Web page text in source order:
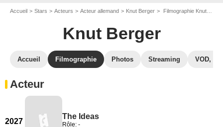
Accueil Stars Acteurs Acteur allemand Knut Berger Filmographie Knut Berger
Knut Berger
Accueil Filmographie Photos Streaming VOD,
Acteur
2027
The Ideas
Rôle: -